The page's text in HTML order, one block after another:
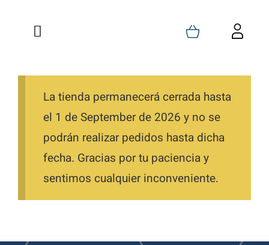
Toggle
Quienes Somos
Formaciones
Tienda
Blog
Mi Cuenta
Pedidos
Descargas
La tienda permanecerá cerrada hasta
el 1 de September de 2026 y no se
podrán realizar pedidos hasta dicha
fecha. Gracias por tu paciencia y
sentimos cualquier inconveniente.